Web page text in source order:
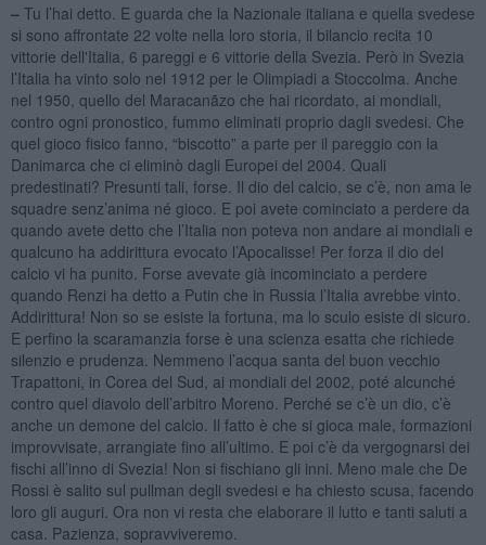
–Tu l’hai detto. E guarda che la Nazionale italiana e quella svedese
si sono affrontate 22 volte nella loro storia, il bilancio recita 10
vittorie dell'Italia, 6 pareggi e 6 vittorie della Svezia. Però in Svezia
l’Italia ha vinto solo nel 1912 per le Olimpiadi a Stoccolma. Anche
nel 1950, quello del Maracanãzo che hai ricordato, ai mondiali,
contro ogni pronostico, fummo eliminati proprio dagli svedesi. Che
quel gioco fisico fanno, “biscotto” a parte per il pareggio con la
Danimarca che ci eliminò dagli Europei del 2004. Quali
predestinati? Presunti tali, forse. Il dio del calcio, se c’è, non ama le
squadre senz’anima né gioco. E poi avete cominciato a perdere da
quando avete detto che l’Italia non poteva non andare ai mondiali e
qualcuno ha addirittura evocato l’Apocalisse! Per forza il dio del
calcio vi ha punito. Forse avevate già incominciato a perdere
quando Renzi ha detto a Putin che in Russia l’Italia avrebbe vinto.
Addirittura! Non so se esiste la fortuna, ma lo sculo esiste di sicuro.
E perfino la scaramanzia forse è una scienza esatta che richiede
silenzio e prudenza. Nemmeno l’acqua santa del buon vecchio
Trapattoni, in Corea del Sud, ai mondiali del 2002, poté alcunché
contro quel diavolo dell’arbitro Moreno. Perché se c’è un dio, c’è
anche un demone del calcio. Il fatto è che si gioca male, formazioni
improvvisate, arrangiate fino all’ultimo. E poi c’è da vergognarsi dei
fischi all’inno di Svezia! Non si fischiano gli inni. Meno male che De
Rossi è salito sul pullman degli svedesi e ha chiesto scusa, facendo
loro gli auguri. Ora non vi resta che elaborare il lutto e tanti saluti a
casa. Pazienza, sopravviveremo.